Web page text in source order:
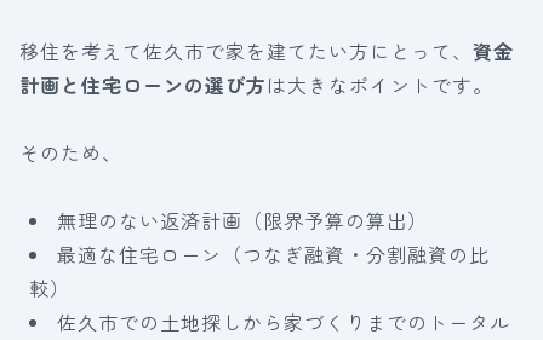
移住を考えて佐久市で家を建てたい方にとって、 資金
計画と住宅ローンの選び方は大きなポイントです。
そのため、
無理のない返済計画（限界予算の算出）
最適な住宅ローン（つなぎ融資・分割融資の比
較）
佐久市での土地探しから家づくりまでのトータル